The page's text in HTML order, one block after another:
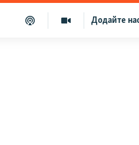
Додайте